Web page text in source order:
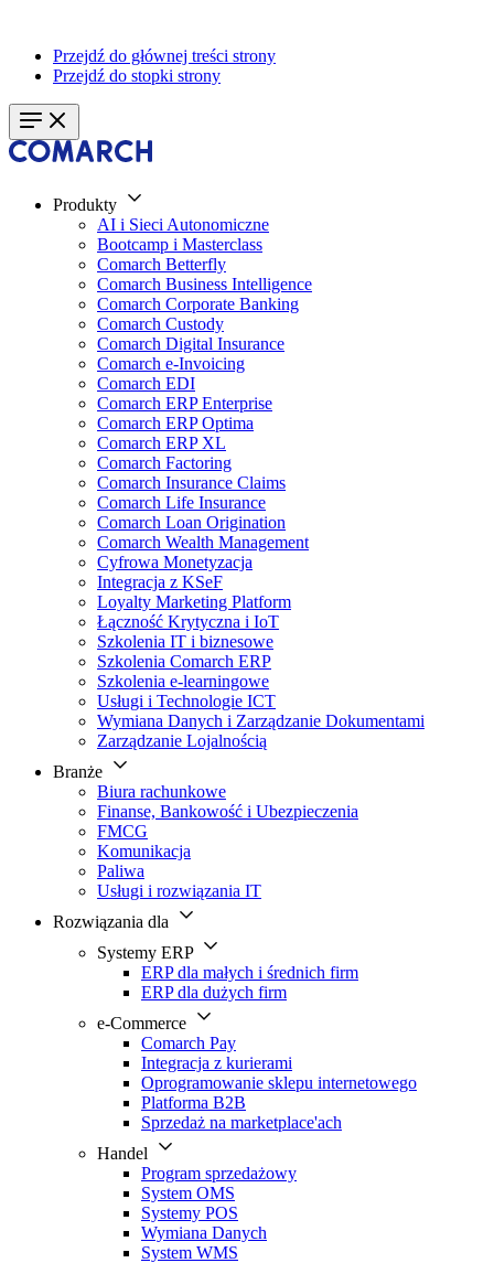
Przejdź do głównej treści strony
Przejdź do stopki strony
Produkty
AI i Sieci Autonomiczne
Bootcamp i Masterclass
Comarch Betterfly
Comarch Business Intelligence
Comarch Corporate Banking
Comarch Custody
Comarch Digital Insurance
Comarch e-Invoicing
Comarch EDI
Comarch ERP Enterprise
Comarch ERP Optima
Comarch ERP XL
Comarch Factoring
Comarch Insurance Claims
Comarch Life Insurance
Comarch Loan Origination
Comarch Wealth Management
Cyfrowa Monetyzacja
Integracja z KSeF
Loyalty Marketing Platform
Łączność Krytyczna i IoT
Szkolenia IT i biznesowe
Szkolenia Comarch ERP
Szkolenia e-learningowe
Usługi i Technologie ICT
Wymiana Danych i Zarządzanie Dokumentami
Zarządzanie Lojalnością
Branże
Biura rachunkowe
Finanse, Bankowość i Ubezpieczenia
FMCG
Komunikacja
Paliwa
Usługi i rozwiązania IT
Rozwiązania dla
Systemy ERP
ERP dla małych i średnich firm
ERP dla dużych firm
e-Commerce
Comarch Pay
Integracja z kurierami
Oprogramowanie sklepu internetowego
Platforma B2B
Sprzedaż na marketplace'ach
Handel
Program sprzedażowy
System OMS
Systemy POS
Wymiana Danych
System WMS